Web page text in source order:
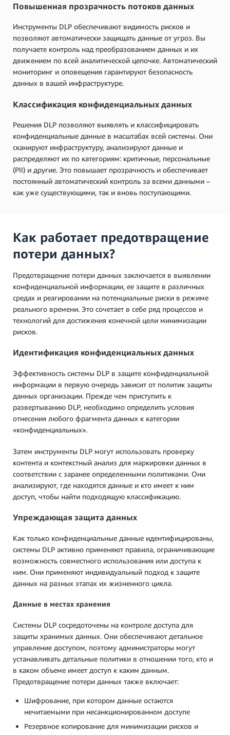
Повышенная прозрачность потоков данных
Инструменты DLP обеспечивают видимость рисков и
позволяют автоматически защищать данные от угроз. Вы
получаете контроль над преобразованием данных и их
движением по всей аналитической цепочке. Автоматический
мониторинг и оповещения гарантируют безопасность
данных в вашей инфраструктуре.
Классификация конфиденциальных данных
Решения DLP позволяют выявлять и классифицировать
конфиденциальные данные в масштабах всей системы. Они
сканируют инфраструктуру, анализируют данные и
распределяют их по категориям: критичные, персональные
(PII) и другие. Это повышает прозрачность и обеспечивает
постоянный автоматический контроль за всеми данными –
как уже существующими, так и вновь поступающими.
Как работает предотвращение
потери данных?
Предотвращение потери данных заключается в выявлении
конфиденциальной информации, ее защите в различных
средах и реагировании на потенциальные риски в режиме
реального времени. Это сочетает в себе ряд процессов и
технологий для достижения конечной цели минимизации
рисков.
Идентификация конфиденциальных данных
Эффективность системы DLP в защите конфиденциальной
информации в первую очередь зависит от политик защиты
данных организации. Прежде чем приступить к
развертыванию DLP, необходимо определить условия
отнесения любого фрагмента данных к категории
«конфиденциальных».
Затем инструменты DLP могут использовать проверку
контента и контекстный анализ для маркировки данных в
соответствии с заранее определенными политиками. Они
анализируют, где находятся данные и кто имеет к ним
доступ, чтобы найти подходящую классификацию.
Упреждающая защита данных
Как только конфиденциальные данные идентифицированы,
системы DLP активно применяют правила, ограничивающие
возможность совместного использования или доступа к
ним. Они применяют индивидуальный подход к защите
данных на разных этапах их жизненного цикла.
Данные в местах хранения
Системы DLP сосредоточены на контроле доступа для
защиты хранимых данных. Они обеспечивают детальное
управление доступом, поэтому администраторы могут
устанавливать детальные политики в отношении того, кто и
в каком объеме имеет доступ к каким данным.
Предотвращение потери данных также включает:
Шифрование, при котором данные остаются
нечитаемыми при несанкционированном доступе
Резервное копирование для минимизации рисков и